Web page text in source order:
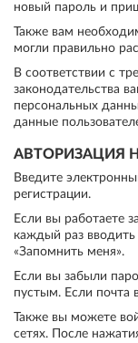
новый пароль и
Также вам
могли правильно
В соответствии с
законодательства
персональных
данные
АВТОРИЗАЦИЯ
Введите
регистрации.
Если вы работаете
каждый раз вводить
«Запомнить меня».
Если вы забыли
пустым. Если почта
Также вы можете
сетях. После